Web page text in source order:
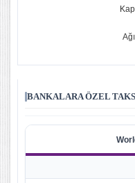
BANKALARA ÖZEL